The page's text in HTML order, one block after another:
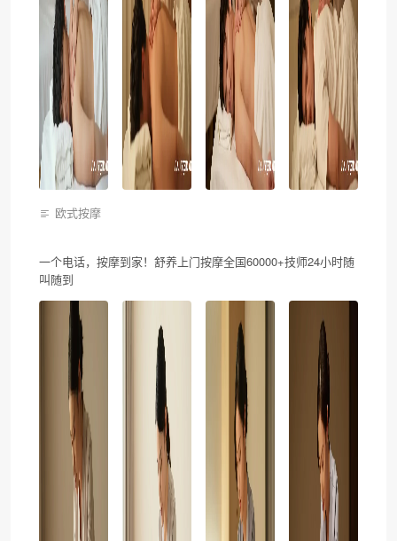
欧式按摩
一个电话，按摩到家！舒养上门按摩全国60000+技师24小时随
叫随到